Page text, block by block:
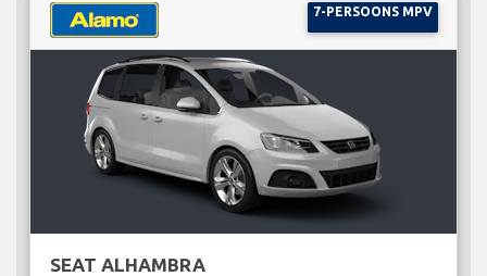
7-PERSOONS MPV
SEAT ALHAMBRA